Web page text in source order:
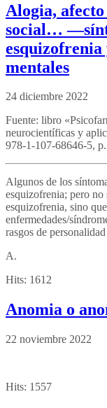
Alogia,
social…
esquizofrenia
mentales
24 diciembre 2022
Fuente: libro
neurocientíficas y
978-1-107-68646-5,
Algunos de los
esquizofrenia; pero
esquizofrenia, sino
enfermedades/
rasgos de
A.
Hits: 1612
Anomia o
22 noviembre 2022
Hits: 1557